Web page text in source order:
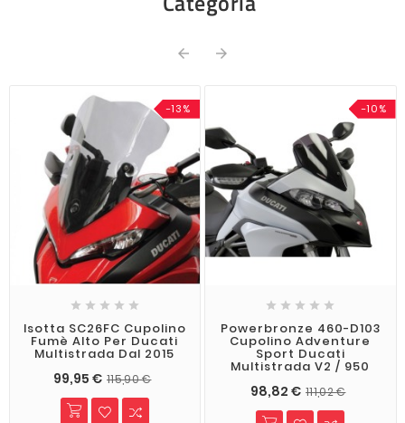
 
-13%
    
Isotta SC26FC Cupolino
Fumè Alto Per Ducati
Multistrada Dal 2015
99,95 € 115,90 €
-10%
    
Powerbronze 460-D103
Cupolino Adventure
Sport Ducati
Multistrada V2 / 950
98,82 € 111,02 €